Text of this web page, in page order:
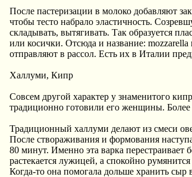
После пастеризации в молоко добавляют
чтобы тесто набрало эластичность.
складывать, вытягивать. Так образуется
или косички. Отсюда и название: mozzarella
отправляют в рассол. Есть их в Италии
Халлуми, Кипр
Совсем другой характер у знаменитого
традиционно готовили его женщины.
Традиционный халлуми делают из смеси
После створаживания и формования
80 минут. Именно эта варка перестраивает
растекается лужицей, а спокойно
Когда-то она помогала дольше хранить сыр